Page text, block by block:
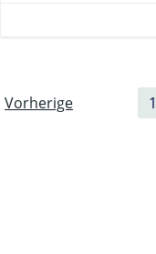
Posts
Vorherige 1